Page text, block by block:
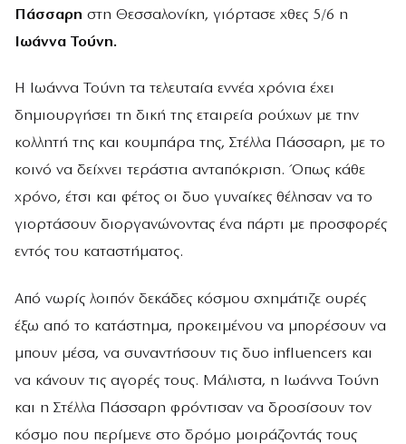
Πάσσαρη στη Θεσσαλονίκη, γιόρτασε χθες 5/6 η
Ιωάννα Τούνη.
Η Ιωάννα Τούνη τα τελευταία εννέα χρόνια έχει
δημιουργήσει τη δική της εταιρεία ρούχων με την
κολλητή της και κουμπάρα της, Στέλλα Πάσσαρη, με το
κοινό να δείχνει τεράστια ανταπόκριση. Όπως κάθε
χρόνο, έτσι και φέτος οι δυο γυναίκες θέλησαν να το
γιορτάσουν διοργανώνοντας ένα πάρτι με προσφορές
εντός του καταστήματος.
Από νωρίς λοιπόν δεκάδες κόσμου σχημάτιζε ουρές
έξω από το κατάστημα, προκειμένου να μπορέσουν να
μπουν μέσα, να συναντήσουν τις δυο influencers και
να κάνουν τις αγορές τους. Μάλιστα, η Ιωάννα Τούνη
και η Στέλλα Πάσσαρη φρόντισαν να δροσίσουν τον
κόσμο που περίμενε στο δρόμο μοιράζοντάς τους